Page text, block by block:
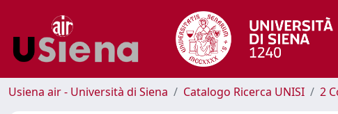
Usiena air - Università di Siena Catalogo Ricerca UNISI 2